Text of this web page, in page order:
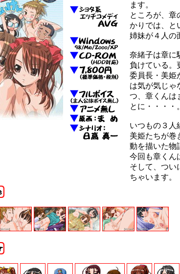
ます。
ところが、章
かりでは、と
姉妹が４人の
奈緒子は章に
負けている。
委員長・美姫
は気が気じゃ
つ、章くんは
とに・・・・。
いつもの３人
美姫たちが巻
動を描いた物
今回も章くん
そして、つい
ちゃいます。